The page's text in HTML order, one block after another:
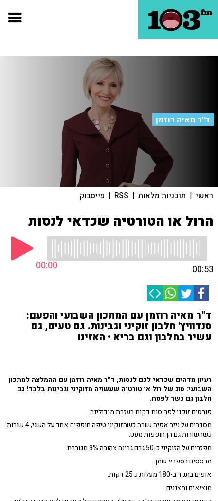
ד"ר מאיה רוזמן
ראשי | תוכניות מלאות |
RSS
| פייסבוק
הרול או הטורטיה שכדאי לנסות
00:00 00:53
ד"ר מאיה רוזמן עם המתכון השבועי והפעם:
סנדוויץ' חלבון זוקיני וגבינות. גם טעים, גם
עשיר בחלבון וגם בריא • האזינו
רעיון מדהים שכדאי לכם לנסות, ד"ר מאיה רוזמן עם ההמלצה למתכון
השבועי: סוג של רול או טורטיה שעשויה מזוקיני וגבינות בלבד! גם
חלבון גם כשר לפסח.
פורסים זוקני לפרוסות דקות בעזרת מנדולינה.
מסדרים על נייר אפיה שורה כשהזוקיני טיפה חופפים אחד על השני, 4 שורות
כשהשורות גם הן חופפות מעט.
מפזרים על הזוקיני כ-50 גרם גבינה צהובה 9% מגוררת.
מרססים בספריי שמן.
אופים בתנור ב-180 מעלות כ 25 דקות.
מוציאים ומצננים.